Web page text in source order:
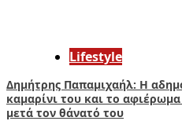
Lifestyle
Δημήτρης Παπαμιχαήλ: Η
καμαρίνι του και το
μετά τον θάνατό του